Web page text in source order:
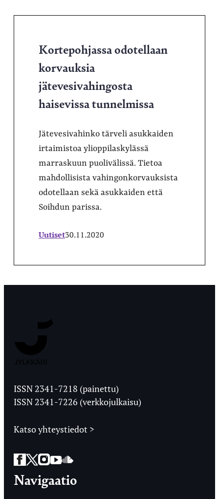
Kortepohjassa odotellaan
korvauksia
jätevesivahingosta
haisevissa tunnelmissa
Jätevesivahinko tärveli asukkaiden
irtaimistoa ylioppilaskylässä
marraskuun puolivälissä. Tietoa
mahdollisista vahingonkorvauksista
odotellaan sekä asukkaiden että
Soihdun parissa.
Uutiset30.11.2020
Ylioppilaslehti
ISSN 2341-7218 (painettu)
ISSN 2341-7226 (verkkojulkaisu)
Katso yhteystiedot >
Facebook
Twitter
Instagram
YouTube
SoundCloud
Navigaatio